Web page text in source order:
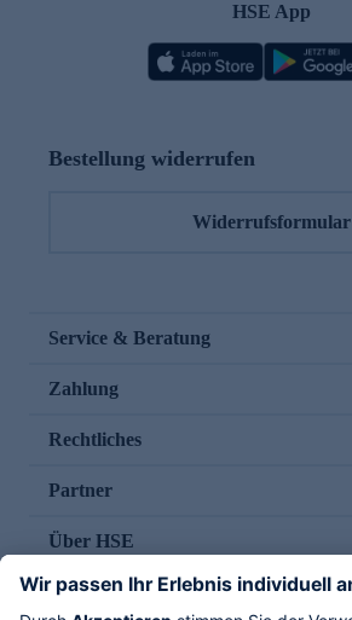
HSE App
Bestellung widerrufen
Widerrufsformular
Service & Beratung
Zahlung
Rechtliches
Partner
Über HSE
Im TV